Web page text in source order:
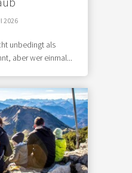
2026
unbedingt als
aber wer einmal...